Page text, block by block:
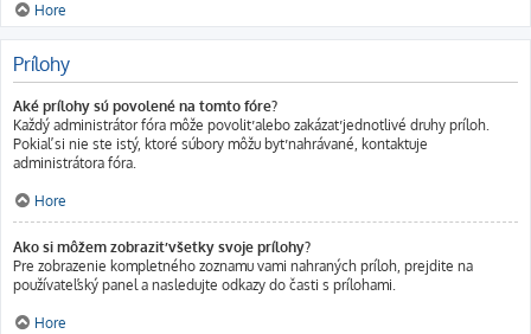
Hore
Prílohy
Aké prílohy sú povolené na tomto fóre?
Každý administrátor fóra môže povoliť alebo zakázať jednotlivé druhy príloh.
Pokiaľ si nie ste istý, ktoré súbory môžu byť nahrávané, kontaktuje
administrátora fóra.
Hore
Ako si môžem zobraziť všetky svoje prílohy?
Pre zobrazenie kompletného zoznamu vami nahraných príloh, prejdite na
používateľský panel a nasledujte odkazy do časti s prílohami.
Hore